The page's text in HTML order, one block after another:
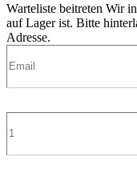
Warteliste beitreten Wir
auf Lager ist. Bitte
Adresse.